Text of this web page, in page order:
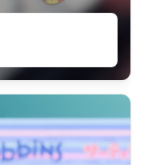
もっと楽しめました